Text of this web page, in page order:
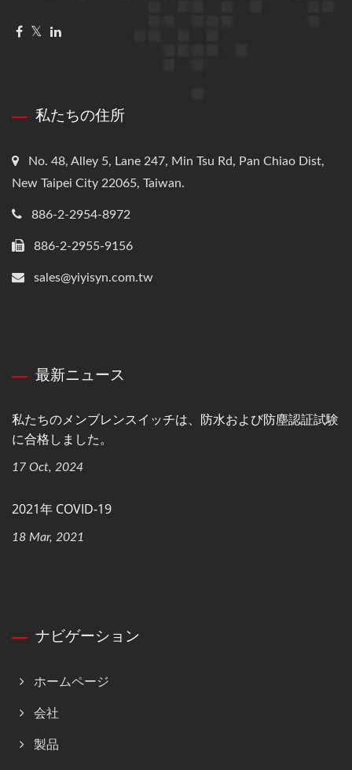
私たちの住所
No. 48, Alley 5, Lane 247, Min Tsu Rd, Pan Chiao Dist,
New Taipei City 22065, Taiwan.
886-2-2954-8972
886-2-2955-9156
sales@yiyisyn.com.tw
最新ニュース
私たちのメンブレンスイッチは、防水および防塵認証試験
に合格しました。
17 Oct, 2024
2021年 COVID-19
18 Mar, 2021
ナビゲーション
ホームページ
会社
製品